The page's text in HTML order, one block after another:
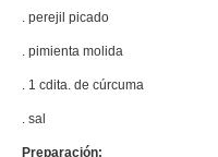
. perejil picado
. pimienta molida
. 1 cdita. de cúrcuma
. sal
Preparación: